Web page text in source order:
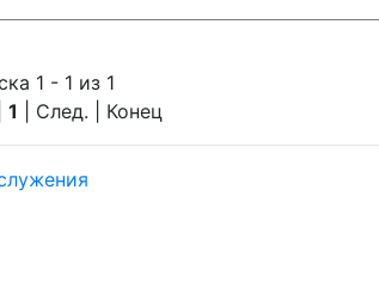
1 - 1 из 1
1 | След. | Конец